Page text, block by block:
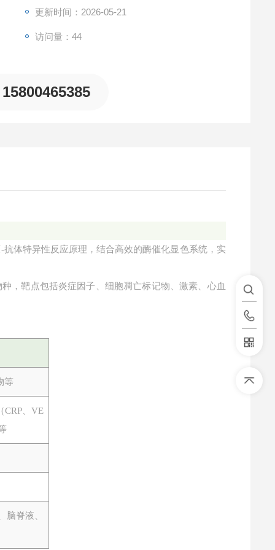
。 更新时间：2026-05-21
访问量：44
15800465385
抗体特异性反应原理，结合高效的酶催化显色系统，实
，靶点包括炎症因子、细胞凋亡标记物、激素、心血
等
CRP、VE
脑脊液、